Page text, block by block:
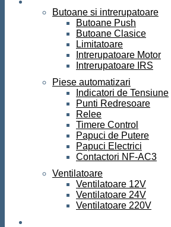
Butoane si intrerupatoare
Butoane Push
Butoane Clasice
Limitatoare
Intrerupatoare Motor
Intrerupatoare IRS
Piese automatizari
Indicatori de Tensiune
Punti Redresoare
Relee
Timere Control
Papuci de Putere
Papuci Electrici
Contactori NF-AC3
Ventilatoare
Ventilatoare 12V
Ventilatoare 24V
Ventilatoare 220V